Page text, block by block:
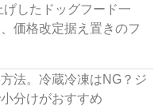
げしたドッグフード一
価格改定据え置きのフ
法。冷蔵冷凍はNG？ジ
分けがおすすめ